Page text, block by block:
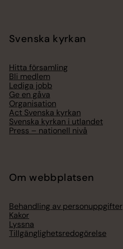
Svenska kyrkan
Hitta församling
Bli medlem
Lediga jobb
Ge en gåva
Organisation
Act Svenska kyrkan
Svenska kyrkan i utlandet
Press – nationell nivå
Om webbplatsen
Behandling av personuppgifter
Kakor
Lyssna
Tillgänglighetsredogörelse